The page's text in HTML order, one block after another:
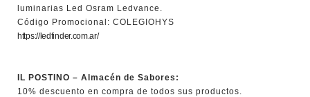
luminarias Led Osram Ledvance.
Código Promocional: COLEGIOHYS
https://ledfinder.com.ar/
IL POSTINO – Almacén de Sabores:
10% descuento en compra de todos sus productos.